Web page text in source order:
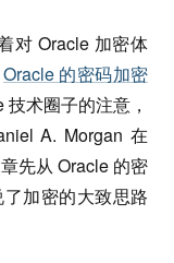
对 Oracle 加密体
Oracle 的密码加密
术圈子的注意，
A. Morgan 在
先从 Oracle 的密
加密的大致思路